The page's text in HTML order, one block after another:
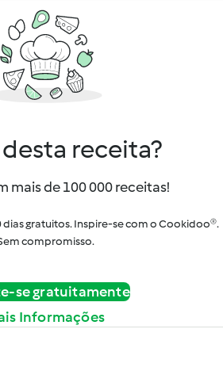
receita?
mais de 100 000 receitas!
dias gratuitos. Inspire-se com o Cookidoo®.
compromisso.
se gratuitamente
Informações